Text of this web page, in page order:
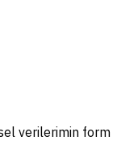
verilerimin form